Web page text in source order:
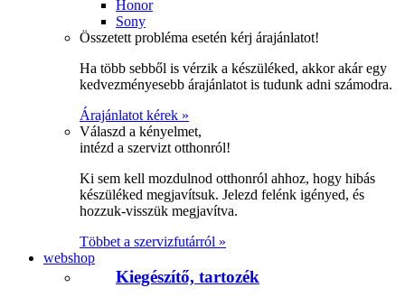
Honor
Sony
Összetett probléma esetén kérj árajánlatot!
Ha több sebből is vérzik a készüléked, akkor akár egy
kedvezményesebb árajánlatot is tudunk adni számodra.
Árajánlatot kérek »
Válaszd a kényelmet,
intézd a szervizt otthonról!
Ki sem kell mozdulnod otthonról ahhoz, hogy hibás
készüléked megjavítsuk. Jelezd felénk igényed, és
hozzuk-visszük megjavítva.
Többet a szervizfutárról »
webshop
Kiegészítő, tartozék